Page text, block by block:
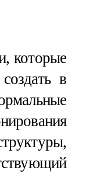
которые
в